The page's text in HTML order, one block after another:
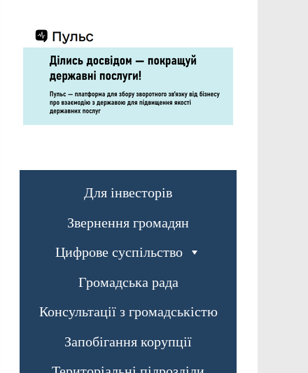
Для інвесторів
Звернення громадян
Цифрове суспільство
Громадська рада
Консультації з громадськістю
Запобігання корупції